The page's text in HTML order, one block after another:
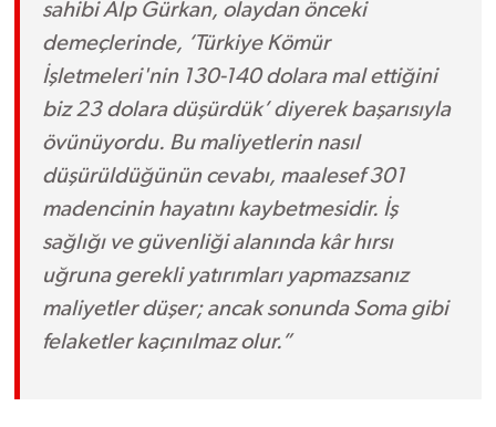
sahibi Alp Gürkan, olaydan önceki
demeçlerinde, ‘Türkiye Kömür
İşletmeleri'nin 130-140 dolara mal ettiğini
biz 23 dolara düşürdük’ diyerek başarısıyla
övünüyordu. Bu maliyetlerin nasıl
düşürüldüğünün cevabı, maalesef 301
madencinin hayatını kaybetmesidir. İş
sağlığı ve güvenliği alanında kâr hırsı
uğruna gerekli yatırımları yapmazsanız
maliyetler düşer; ancak sonunda Soma gibi
felaketler kaçınılmaz olur.”